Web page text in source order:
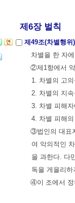
제6장 벌칙
제49조(차별행
차별을 한 자
②제1항에서
1. 차별의 고
2. 차별의 지
3. 차별 피해
4. 차별 피해
③법인의 대표
여 악의적인
을 과한다. 다
독을 게을리
④이 조에서